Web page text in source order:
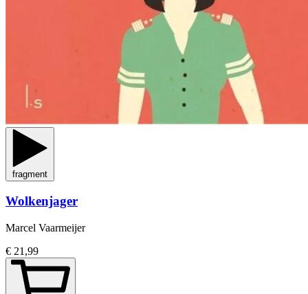
fragment
Wolkenjager
Marcel Vaarmeijer
€ 21,99